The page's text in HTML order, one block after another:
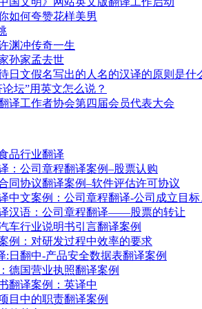
如何夸赞花样美男
渊冲传奇一生
孙家孟去世
日文假名写出的人名的汉译的原则是什
坛”用英文怎么说？
译工作者协会第四届会员代表大会
品行业翻译
：公司章程翻译案例–股票认购
同协议翻译案例–软件评估许可协议
中文案例：公司章程翻译-公司成立目标
汉语：公司章程翻译——股票的转让
车行业说明书引言翻译案例
例：对研发过程中效率的要求
:日翻中-产品安全数据表翻译案例
德国营业执照翻译案例
翻译案例：英译中
目中的职责翻译案例